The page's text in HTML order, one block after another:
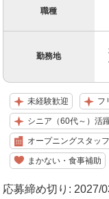
職種
勤務地
未経験歓迎 フ
シニア（60代～）活
オープニングスタッフ
まかない・食事補助
応募締め切り: 2027/